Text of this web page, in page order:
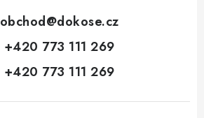
obchod@dokose.cz
+420 773 111 269
+420 773 111 269